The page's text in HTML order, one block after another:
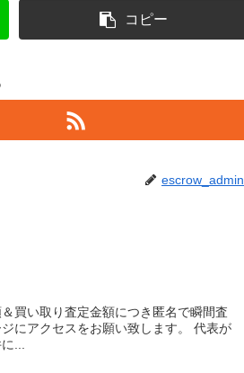
コピー
escrow_admin
買い取り査定金額につき匿名で瞬間査
にアクセスをお願い致します。 代表が
...